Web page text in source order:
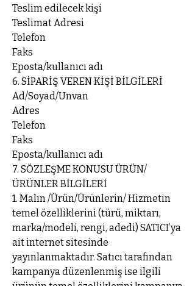
Teslim edilecek kişi
Teslimat Adresi
Telefon
Faks
Eposta/kullanıcı adı
6. SİPARİŞ VEREN KİŞİ BİLGİLERİ
Ad/Soyad/Unvan
Adres
Telefon
Faks
Eposta/kullanıcı adı
7. SÖZLEŞME KONUSU ÜRÜN/
ÜRÜNLER BİLGİLERİ
1. Malın /Ürün/Ürünlerin/ Hizmetin
temel özelliklerini (türü, miktarı,
marka/modeli, rengi, adedi) SATICI’ya
ait internet sitesinde
yayınlanmaktadır. Satıcı tarafından
kampanya düzenlenmiş ise ilgili